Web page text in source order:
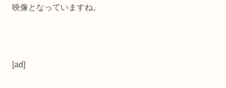
映像となっていますね。
[ad]